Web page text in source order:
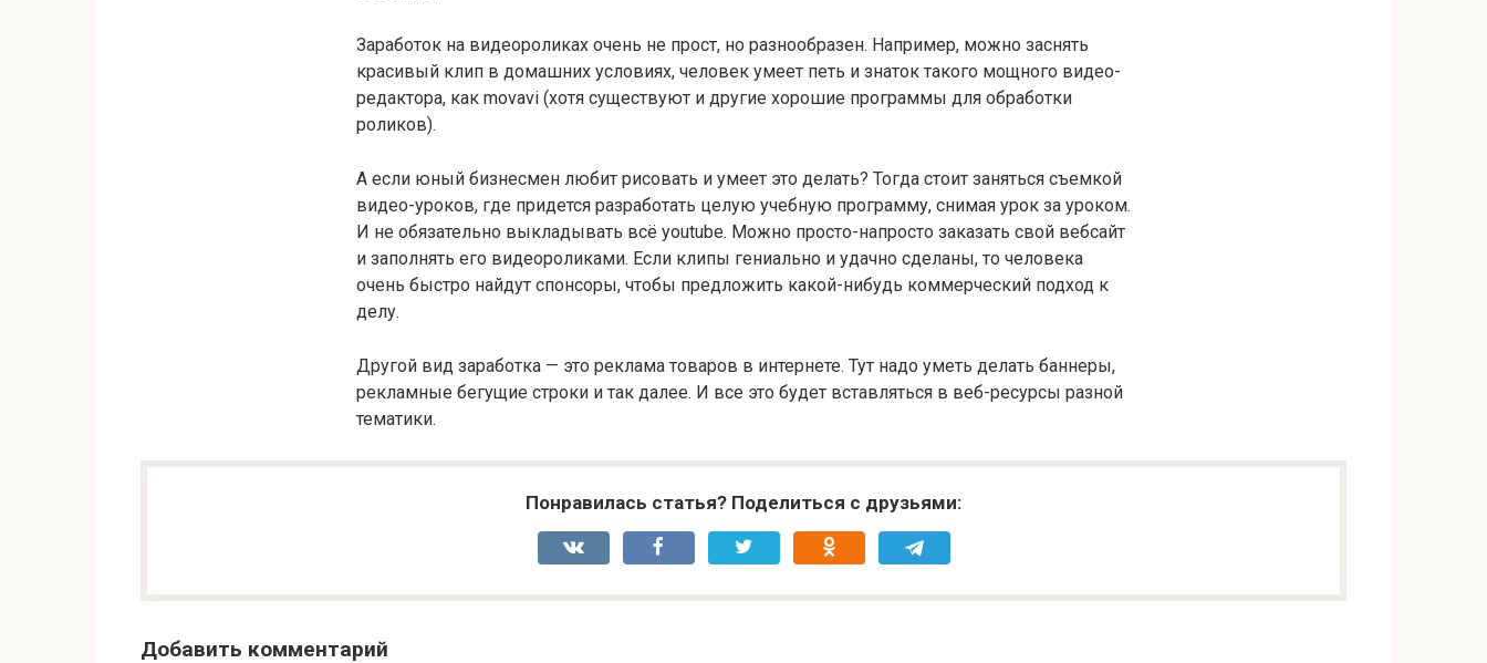
Заработок на видеороликах очень не прост, но разнообразен. Например, можно заснять
красивый клип в домашних условиях, человек умеет петь и знаток такого мощного видео-
редактора, как movavi (хотя существуют и другие хорошие программы для обработки
роликов).
А если юный бизнесмен любит рисовать и умеет это делать? Тогда стоит заняться съемкой
видео-уроков, где придется разработать целую учебную программу, снимая урок за уроком.
И не обязательно выкладывать всё youtube. Можно просто-напросто заказать свой вебсайт
и заполнять его видеороликами. Если клипы гениально и удачно сделаны, то человека
очень быстро найдут спонсоры, чтобы предложить какой-нибудь коммерческий подход к
делу.
Другой вид заработка — это реклама товаров в интернете. Тут надо уметь делать баннеры,
рекламные бегущие строки и так далее. И все это будет вставляться в веб-ресурсы разной
тематики.
Понравилась статья? Поделиться с друзьями:
Добавить комментарий